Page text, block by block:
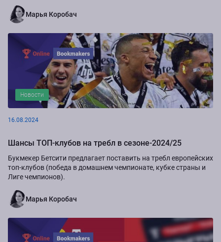
Марья Коробач
Новости
16.08.2024
Шансы ТОП-клубов на требл в сезоне-2024/25
Букмекер Бетсити предлагает поставить на требл европейских
топ-клубов (победа в домашнем чемпионате, кубке страны и
Лиге чемпионов).
Марья Коробач